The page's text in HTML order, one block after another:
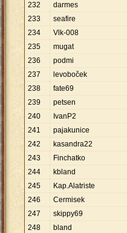
232
darmes
233
seafire
234
Vlk-008
235
mugat
236
podmi
237
levoboček
238
fate69
239
petsen
240
IvanP2
241
pajakunice
242
kasandra22
243
Finchatko
244
kbland
245
Kap.Alatriste
246
Cermisek
247
skippy69
248
bland